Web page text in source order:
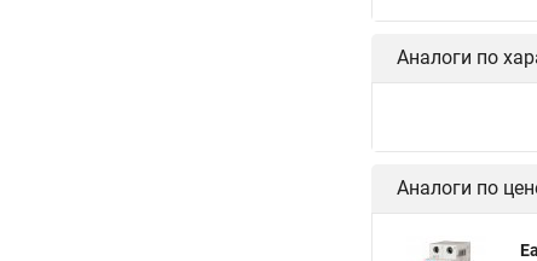
Аналоги по
Аналоги по